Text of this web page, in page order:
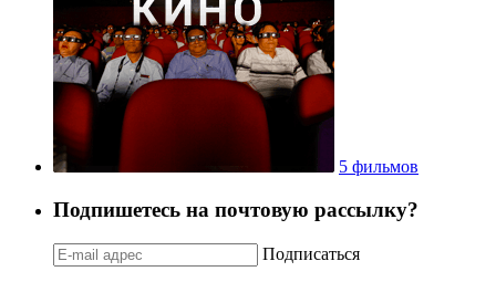
5 фильмов
Подпишетесь на почтовую рассылку?
Подписаться